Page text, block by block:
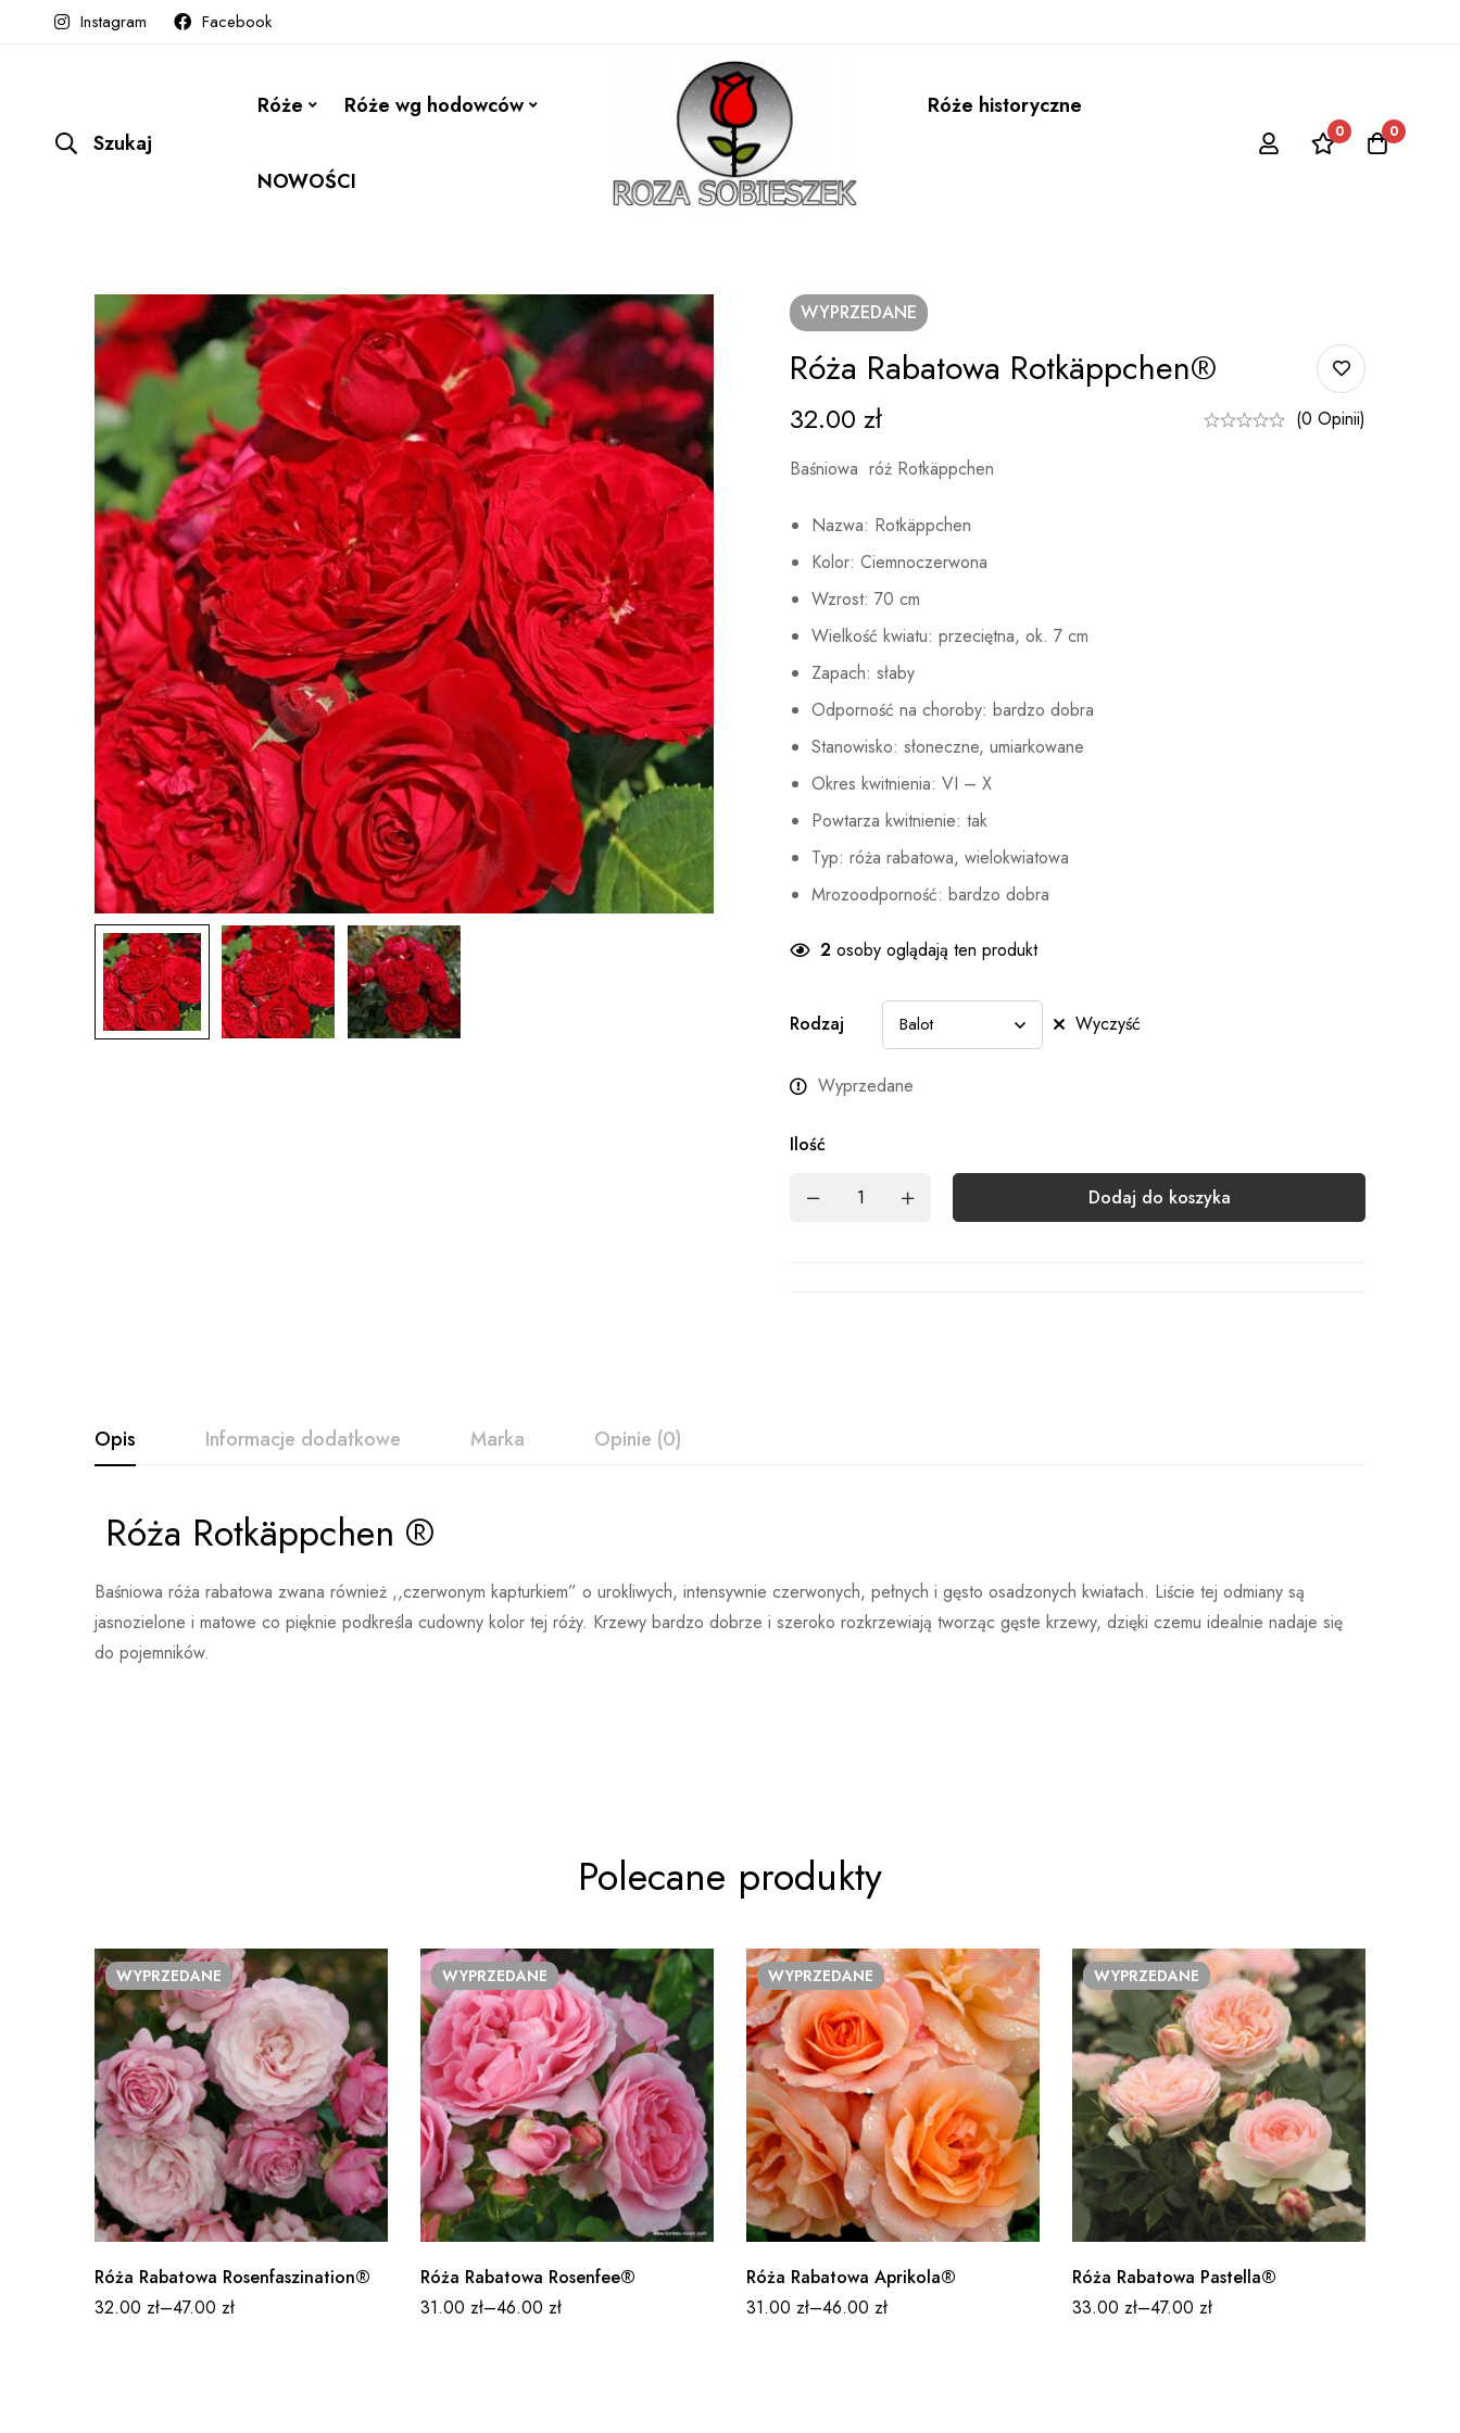
Instagram Facebook
Szukaj
Róże Róże wg hodowców Róże historyczne
NOWOŚCI
0 0
WYPRZEDANE
Róża Rabatowa Rotkäppchen®
32.00 zł
(0 Opinii)
Baśniowa róż Rotkäppchen
Nazwa: Rotkäppchen
Kolor: Ciemnoczerwona
Wzrost: 70 cm
Wielkość kwiatu: przeciętna, ok. 7 cm
Zapach: słaby
Odporność na choroby: bardzo dobra
Stanowisko: słoneczne, umiarkowane
Okres kwitnienia: VI – X
Powtarza kwitnienie: tak
Typ: róża rabatowa, wielokwiatowa
Mrozoodporność: bardzo dobra
2 osoby oglądają ten produkt
Rodzaj Wyczyść
Wyprzedane
Ilość
Dodaj do koszyka
Opis Informacje dodatkowe Marka Opinie (0)
Róża Rotkäppchen ®
Baśniowa róża rabatowa zwana również ,,czerwonym kapturkiem” o urokliwych, intensywnie czerwonych, pełnych i gęsto osadzonych kwiatach. Liście tej odmiany są
jasnozielone i matowe co pięknie podkreśla cudowny kolor tej róży. Krzewy bardzo dobrze i szeroko rozkrzewiają tworząc gęste krzewy, dzięki czemu idealnie nadaje się
do pojemników.
Waga Brak danych
Kordes Rosen to bardzo dobrze znana szkółka róż, która powstała w 1887 roku w Niemczech. Do dnia dzisiejszego
cieszy się ogromną popularnością wśród miłośników róż, a róże powstałe właśnie w tej szkółce zdobywają liczne
nagrody i uznania za swój nieskazitelny wygląd i doskonałą zdrowotność.Każdego roku testuje się ponad 50 000
Ocena i opinia
Na podstawie 0 ocen Wystaw opinie
Polecane produkty
WYPRZEDANE
Róża Rabatowa Rosenfaszination®
32.00 zł–47.00 zł
WYPRZEDANE
Róża Rabatowa Rosenfee®
31.00 zł–46.00 zł
WYPRZEDANE
Róża Rabatowa Aprikola®
31.00 zł–46.00 zł
WYPRZEDANE
Róża Rabatowa Pastella®
33.00 zł–47.00 zł